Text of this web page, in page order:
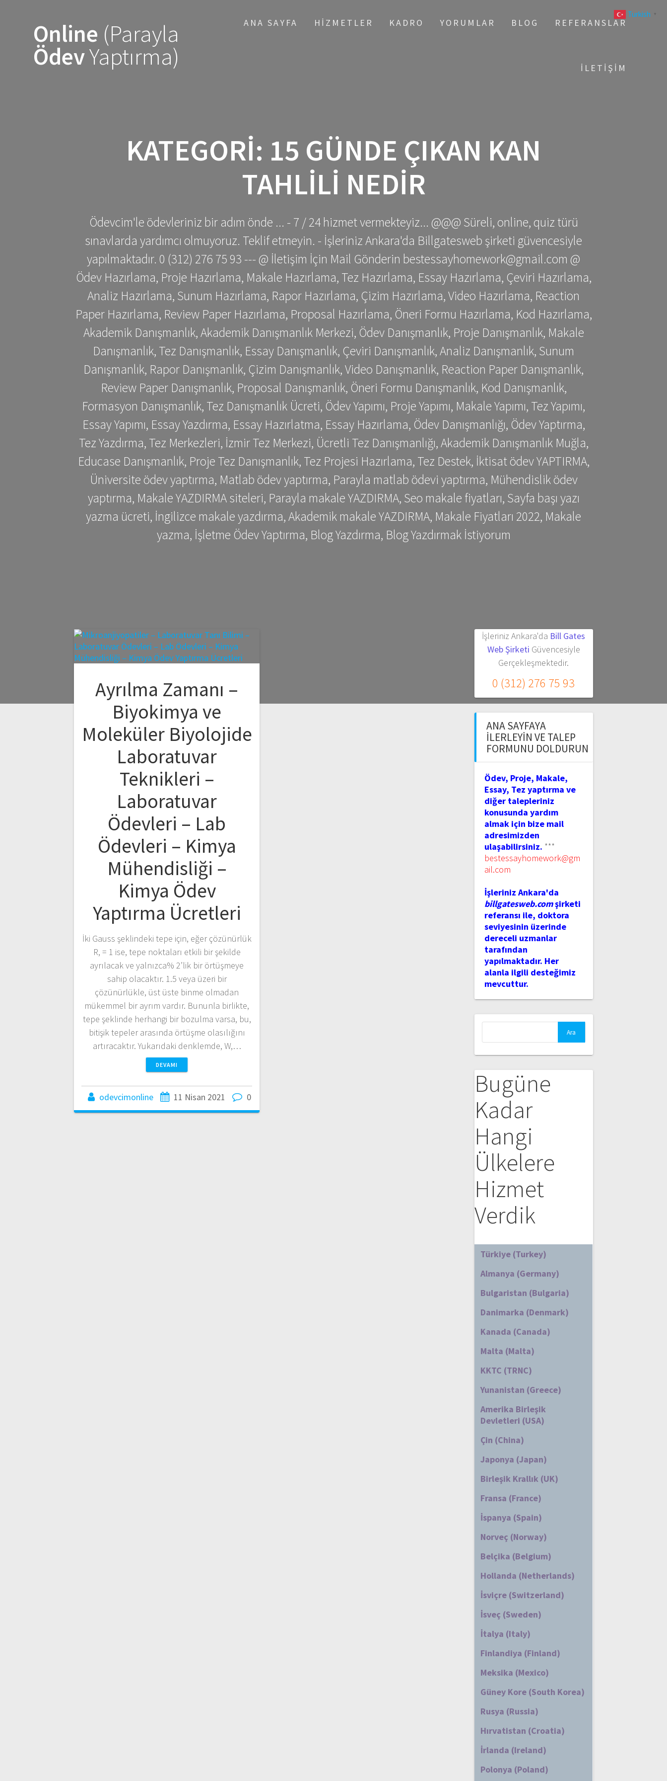
Online (Parayla
ÖdevYaptırma)
ANA SAYFA HIZMETLER KADRO YORUMLAR BLOG REFERANSLAR
İLETIŞIM
KATEGORI: 15 GÜNDE ÇIKAN KAN
TAHLILI NEDIR
Ödevcim'le ödevleriniz bir adım önde ... - 7 / 24 hizmet vermekteyiz... @@@ Süreli, online, quiz türü
sınavlarda yardımcı olmuyoruz. Teklif etmeyin. - İşleriniz Ankara'da Billgatesweb şirketi güvencesiyle
yapılmaktadır. 0 (312) 276 75 93 --- @ İletişim İçin Mail Gönderin bestessayhomework@gmail.com @
Ödev Hazırlama, Proje Hazırlama, Makale Hazırlama, Tez Hazırlama, Essay Hazırlama, Çeviri Hazırlama,
Analiz Hazırlama, Sunum Hazırlama, Rapor Hazırlama, Çizim Hazırlama, Video Hazırlama, Reaction
Paper Hazırlama, Review Paper Hazırlama, Proposal Hazırlama, Öneri Formu Hazırlama, Kod Hazırlama,
Akademik Danışmanlık, Akademik Danışmanlık Merkezi, Ödev Danışmanlık, Proje Danışmanlık, Makale
Danışmanlık, Tez Danışmanlık, Essay Danışmanlık, Çeviri Danışmanlık, Analiz Danışmanlık, Sunum
Danışmanlık, Rapor Danışmanlık, Çizim Danışmanlık, Video Danışmanlık, Reaction Paper Danışmanlık,
Review Paper Danışmanlık, Proposal Danışmanlık, Öneri Formu Danışmanlık, Kod Danışmanlık,
Formasyon Danışmanlık, Tez Danışmanlık Ücreti, Ödev Yapımı, Proje Yapımı, Makale Yapımı, Tez Yapımı,
Essay Yapımı, Essay Yazdırma, Essay Hazırlatma, Essay Hazırlama, Ödev Danışmanlığı, Ödev Yaptırma,
Tez Yazdırma, Tez Merkezleri, İzmir Tez Merkezi, Ücretli Tez Danışmanlığı, Akademik Danışmanlık Muğla,
Educase Danışmanlık, Proje Tez Danışmanlık, Tez Projesi Hazırlama, Tez Destek, İktisat ödev YAPTIRMA,
Üniversite ödev yaptırma, Matlab ödev yaptırma, Parayla matlab ödevi yaptırma, Mühendislik ödev
yaptırma, Makale YAZDIRMA siteleri, Parayla makale YAZDIRMA, Seo makale fiyatları, Sayfa başı yazı
yazma ücreti, İngilizce makale yazdırma, Akademik makale YAZDIRMA, Makale Fiyatları 2022, Makale
yazma, İşletme Ödev Yaptırma, Blog Yazdırma, Blog Yazdırmak İstiyorum
Ayrılma Zamanı –
Biyokimya ve
Moleküler Biyolojide
Laboratuvar
Teknikleri –
Laboratuvar
Ödevleri – Lab
Ödevleri – Kimya
Mühendisliği –
Kimya Ödev
Yaptırma Ücretleri
İki Gauss şeklindeki tepe için, eğer çözünürlük
R, = 1 ise, tepe noktaları etkili bir şekilde
ayrılacak ve yalnızca% 2’lik bir örtüşmeye
sahip olacaktır. 1.5 veya üzeri bir
çözünürlükle, üst üste binme olmadan
mükemmel bir ayrım vardır. Bununla birlikte,
tepe şeklinde herhangi bir bozulma varsa, bu,
bitişik tepeler arasında örtüşme olasılığını
artıracaktır. Yukarıdaki denklemde, W,…
DEVAMI
odevcimonline 11 Nisan 2021 0
İşleriniz Ankara'da Bill Gates
Web Şirketi Güvencesiyle
Gerçekleşmektedir.
0 (312) 276 75 93
ANA SAYFAYA
İLERLEYIN VE TALEP
FORMUNU DOLDURUN
Ödev, Proje, Makale,
Essay, Tez yaptırma ve
diğer talepleriniz
konusunda yardım
almak için bize mail
adresimizden
ulaşabilirsiniz. ***
bestessayhomework@gm
ail.com
İşleriniz Ankara'da
billgatesweb.comşirketi
referansı ile, doktora
seviyesinin üzerinde
dereceli uzmanlar
tarafından
yapılmaktadır. Her
alanla ilgili desteğimiz
mevcuttur.
Bugüne
Kadar
Hangi
Ülkelere
Hizmet
Verdik
Türkiye (Turkey)
Almanya (Germany)
Bulgaristan (Bulgaria)
Danimarka (Denmark)
Kanada (Canada)
Malta (Malta)
KKTC (TRNC)
Yunanistan (Greece)
Amerika Birleşik
Devletleri (USA)
Çin (China)
Japonya (Japan)
Birleşik Krallık (UK)
Fransa (France)
İspanya (Spain)
Norveç (Norway)
Belçika (Belgium)
Hollanda (Netherlands)
İsviçre (Switzerland)
İsveç (Sweden)
İtalya (Italy)
Finlandiya (Finland)
Meksika (Mexico)
Güney Kore (South Korea)
Rusya (Russia)
Hırvatistan (Croatia)
İrlanda (Ireland)
Polonya (Poland)
Turkish ▼